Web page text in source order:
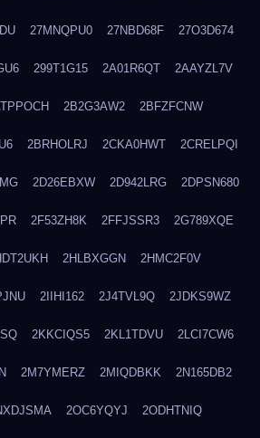
27MNQPU0 27NBD68F 27O3D674
299T1G15 2A01R6QT 2AAYZL7V
2B2G3AW2 2BFZFCNW
2BRHOLRJ 2CKA0HWT 2CRELPQI
2D26EBXW 2D942LRG 2DPSN680
2F53ZH8K 2FFJSSR3 2G789XQE
2HLBXGGN 2HMC2F0V
2IIHI162 2J4TVL9Q 2JDKS9WZ
2KKCIQS5 2KL1TDVU 2LCI7CW6
2M7YMERZ 2MIQDBKK 2N165DB2
2OC6YQYJ 2ODHTNIQ